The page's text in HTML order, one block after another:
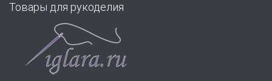
Товары для рукоделия